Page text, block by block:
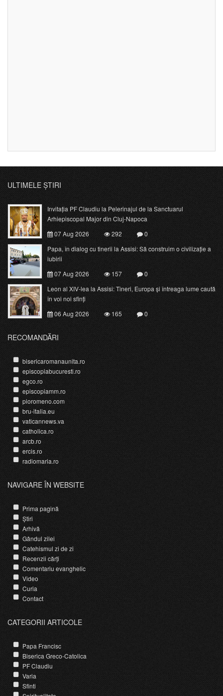
ULTIMELE ȘTIRI
Invitația PF Claudiu la Pelerinajul de la Sanctuarul
Arhiepiscopal Major din Cluj-Napoca
07 Aug 2026
292
0
Papa, în dialog cu tinerii la Assisi: Să construim o civilizație a
iubirii
07 Aug 2026
157
0
Leon al XIV-lea la Assisi: Tineri, Europa și întreaga lume caută
în voi noi sfinți
06 Aug 2026
165 0
RECOMANDĂRI
bisericaromanaunita.ro
episcopiabucuresti.ro
egco.ro
episcopiamm.ro
pioromeno.com
bru-italia.eu
vaticannews.va
catholica.ro
arcb.ro
ercis.ro
radiomaria.ro
NAVIGARE ÎN WEBSITE
Prima pagină
Știri
Arhivă
Gândul zilei
Catehismul zi de zi
Recenzii cărți
Comentariu evanghelic
Video
Curia
Contact
CATEGORII ARTICOLE
Papa Francisc
Biserica Greco-Catolica
PF Claudiu
Varia
Sfinti